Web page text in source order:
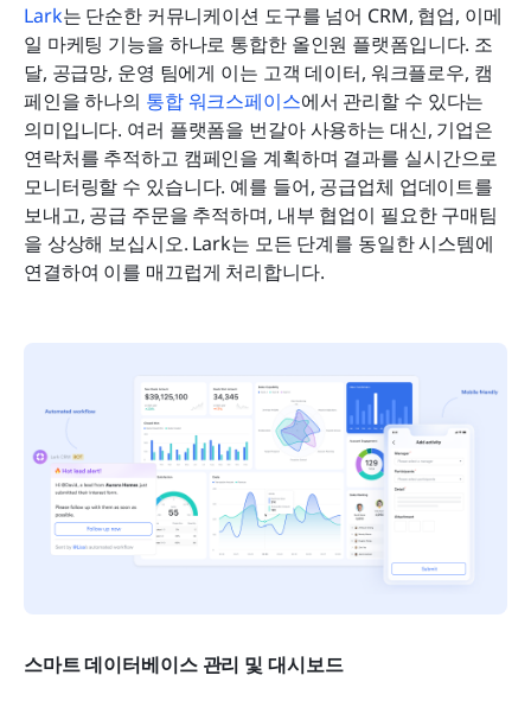
Lark는 단순한 커뮤니케이션 도구를 넘어 CRM, 협업, 이메
일 마케팅 기능을 하나로 통합한 올인원 플랫폼입니다. 조
달, 공급망, 운영 팀에게 이는 고객 데이터, 워크플로우, 캠
페인을 하나의 통합 워크스페이스에서 관리할 수 있다는
의미입니다. 여러 플랫폼을 번갈아 사용하는 대신, 기업은
연락처를 추적하고 캠페인을 계획하며 결과를 실시간으로
모니터링할 수 있습니다. 예를 들어, 공급업체 업데이트를
보내고, 공급 주문을 추적하며, 내부 협업이 필요한 구매팀
을 상상해 보십시오. Lark는 모든 단계를 동일한 시스템에
연결하여 이를 매끄럽게 처리합니다.
스마트 데이터베이스 관리 및 대시보드